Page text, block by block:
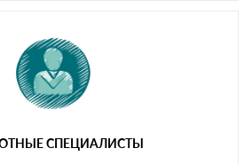
СПЕЦИАЛИСТЫ